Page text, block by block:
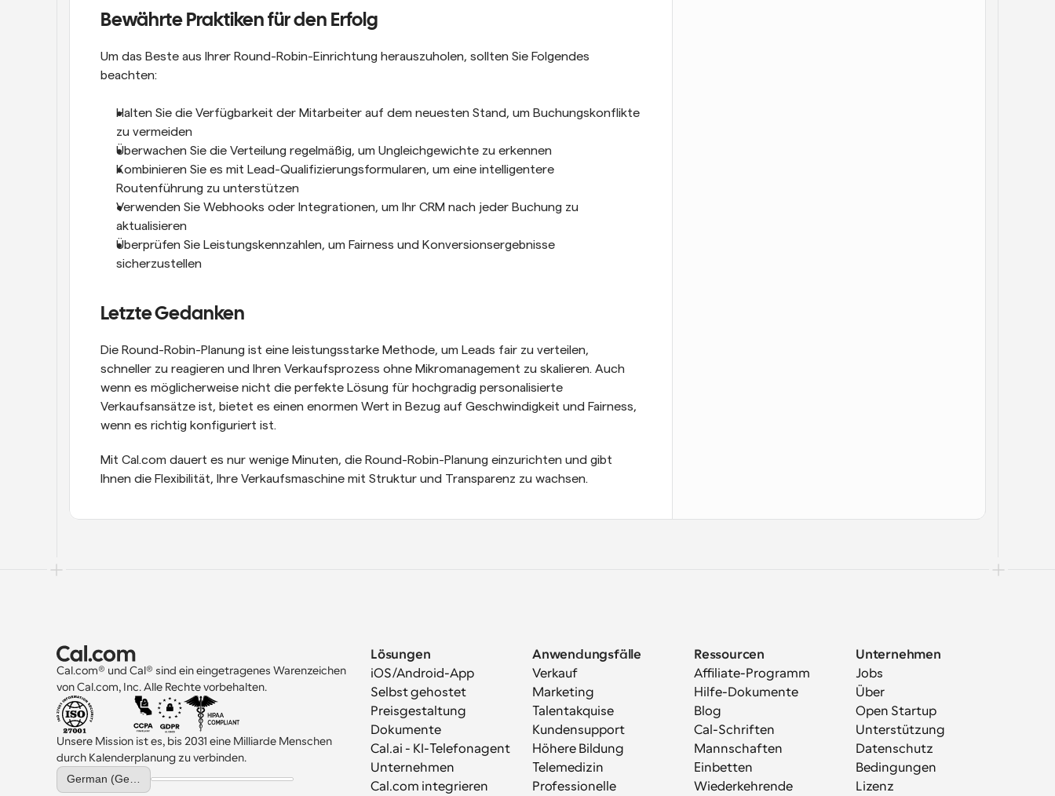
Bewährte Praktiken für den Erfolg
Um das Beste aus Ihrer Round-Robin-Einrichtung herauszuholen, sollten Sie Folgendes
beachten:
Halten Sie die Verfügbarkeit der Mitarbeiter auf dem neuesten Stand, um Buchungskonflikte
zu vermeiden
Überwachen Sie die Verteilung regelmäßig, um Ungleichgewichte zu erkennen
Kombinieren Sie es mit Lead-Qualifizierungsformularen, um eine intelligentere
Routenführung zu unterstützen
Verwenden Sie Webhooks oder Integrationen, um Ihr CRM nach jeder Buchung zu
aktualisieren
Überprüfen Sie Leistungskennzahlen, um Fairness und Konversionsergebnisse
sicherzustellen
Letzte Gedanken
Die Round-Robin-Planung ist eine leistungsstarke Methode, um Leads fair zu verteilen,
schneller zu reagieren und Ihren Verkaufsprozess ohne Mikromanagement zu skalieren. Auch
wenn es möglicherweise nicht die perfekte Lösung für hochgradig personalisierte
Verkaufsansätze ist, bietet es einen enormen Wert in Bezug auf Geschwindigkeit und Fairness,
wenn es richtig konfiguriert ist.
Mit Cal.com dauert es nur wenige Minuten, die Round-Robin-Planung einzurichten und gibt
Ihnen die Flexibilität, Ihre Verkaufsmaschine mit Struktur und Transparenz zu wachsen.
Cal.com® und Cal® sind ein eingetragenes Warenzeichen
von Cal.com, Inc. Alle Rechte vorbehalten.
Unsere Mission ist es, bis 2031 eine Milliarde Menschen
durch Kalenderplanung zu verbinden.
Select Language
German (Germany)
Lösungen
iOS/Android-App
Selbst gehostet
Preisgestaltung
Dokumente
Cal.ai - KI-Telefonagent
Unternehmen
Cal.com integrieren
Anwendungsfälle
Verkauf
Marketing
Talentakquise
Kundensupport
Höhere Bildung
Telemedizin
Professionelle
Ressourcen
Affiliate-Programm
Hilfe-Dokumente
Blog
Cal-Schriften
Mannschaften
Einbetten
Wiederkehrende
Unternehmen
Jobs
Über
Open Startup
Unterstützung
Datenschutz
Bedingungen
Lizenz